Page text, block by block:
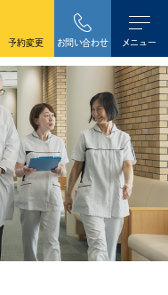
予約変更 お問い合わせ メニュー